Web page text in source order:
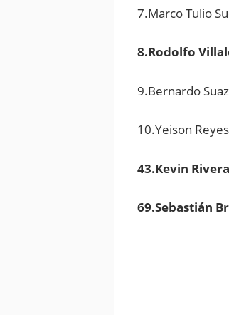
7.Marco Tulio
8.Rodolfo
9.Bernardo
10.Yeison
43.Kevin
69.Sebastián